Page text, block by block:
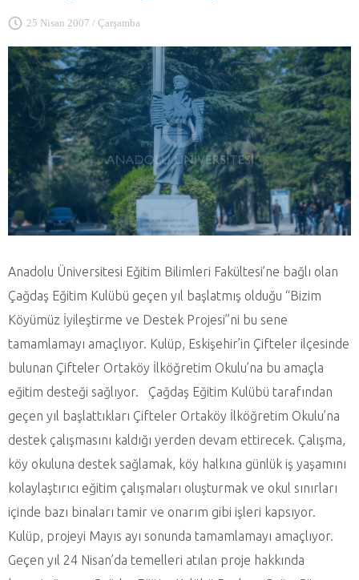
25 Nisan 2007 / Çarşamba
Anadolu Üniversitesi Eğitim Bilimleri Fakültesi’ne bağlı olan
Çağdaş Eğitim Kulübü geçen yıl başlatmış olduğu “Bizim
Köyümüz İyileştirme ve Destek Projesi”ni bu sene
tamamlamayı amaçlıyor. Kulüp, Eskişehir’in Çifteler ilçesinde
bulunan Çifteler Ortaköy İlköğretim Okulu’na bu amaçla
eğitim desteği sağlıyor. Çağdaş Eğitim Kulübü tarafından
geçen yıl başlattıkları Çifteler Ortaköy İlköğretim Okulu’na
destek çalışmasını kaldığı yerden devam ettirecek. Çalışma,
köy okuluna destek sağlamak, köy halkına günlük iş yaşamını
kolaylaştırıcı eğitim çalışmaları oluşturmak ve okul sınırları
içinde bazı binaları tamir ve onarım gibi işleri kapsıyor.
Kulüp, projeyi Mayıs ayı sonunda tamamlamayı amaçlıyor.
Geçen yıl 24 Nisan’da temelleri atılan proje hakkında